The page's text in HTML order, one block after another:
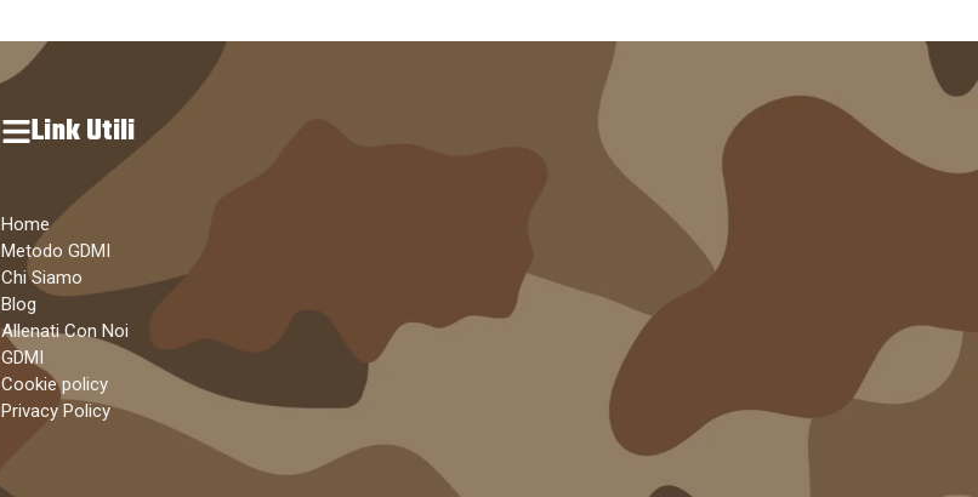
Link Utili
Home
Metodo GDMI
Chi Siamo
Blog
Allenati Con Noi
GDMI
Cookie policy
Privacy Policy